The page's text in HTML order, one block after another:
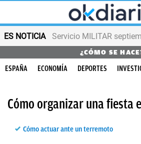
ES NOTICIA Servicio MILITAR
¿CÓMO SE
ESPAÑA ECONOMÍA DEPORTES
Cómo organizar una fiesta
Cómo actuar ante un terremoto